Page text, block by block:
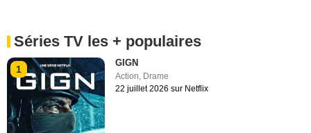
Séries TV les + populaires
1
GIGN
Action, Drame
22 juillet 2026 sur Netflix